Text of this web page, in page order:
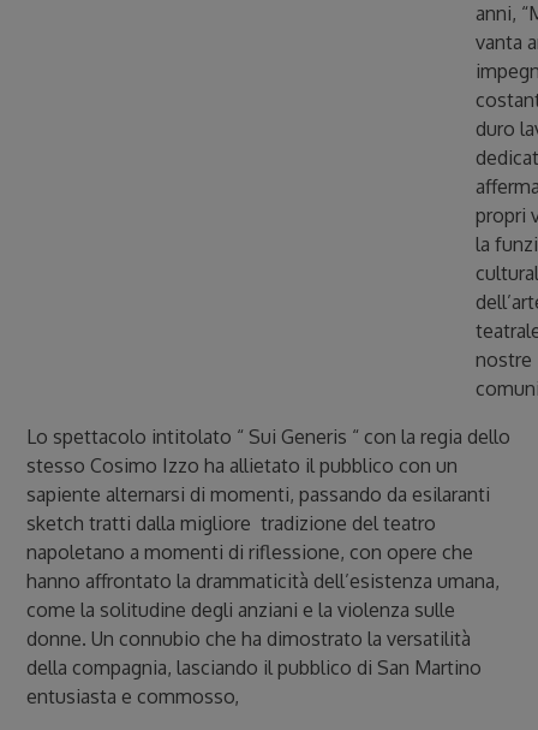
anni,
vanta
duro
propri
la
nostre
Lo spettacolo intitolato “ Sui Generis “ con la regia dello
stesso Cosimo Izzo ha allietato il pubblico con un
sapiente alternarsi di momenti, passando da esilaranti
sketch tratti dalla migliore tradizione del teatro
napoletano a momenti di riflessione, con opere che
hanno affrontato la drammaticità dell’esistenza umana,
come la solitudine degli anziani e la violenza sulle
donne. Un connubio che ha dimostrato la versatilità
della compagnia, lasciando il pubblico di San Martino
entusiasta e commosso,